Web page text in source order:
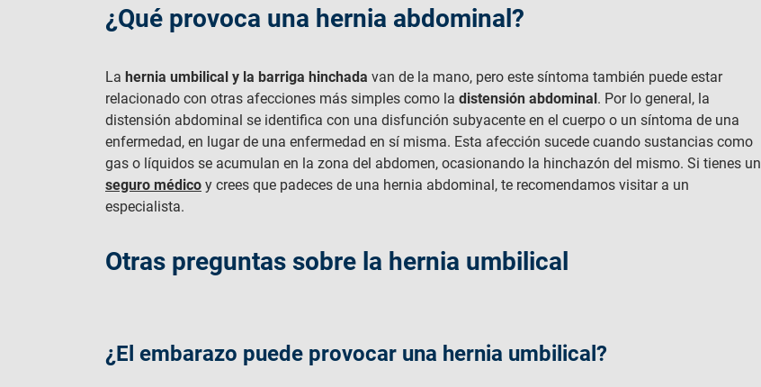
¿Qué provoca una hernia abdominal?
La hernia umbilical y la barriga hinchada van de la mano, pero este síntoma también puede estar
relacionado con otras afecciones más simples como la distensión abdominal. Por lo general, la
distensión abdominal se identifica con una disfunción subyacente en el cuerpo o un síntoma de una
enfermedad, en lugar de una enfermedad en sí misma. Esta afección sucede cuando sustancias como
gas o líquidos se acumulan en la zona del abdomen, ocasionando la hinchazón del mismo. Si tienes un
seguro médico y crees que padeces de una hernia abdominal, te recomendamos visitar a un
especialista.
Otras preguntas sobre la hernia umbilical
¿El embarazo puede provocar una hernia umbilical?